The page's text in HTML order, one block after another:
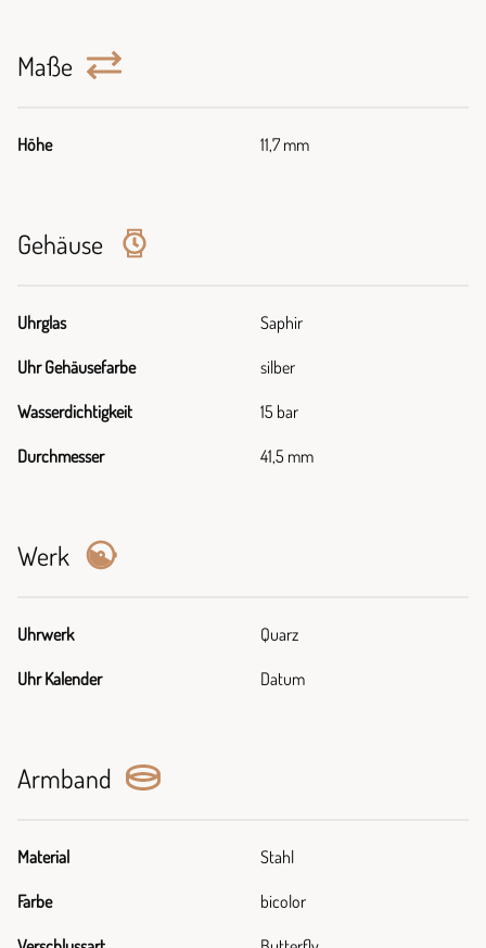
Maße
Höhe 11,7 mm
Gehäuse
Uhrglas Saphir
Uhr Gehäusefarbe silber
Wasserdichtigkeit 15 bar
Durchmesser 41,5 mm
Werk
Uhrwerk Quarz
Uhr Kalender Datum
Armband
Material Stahl
Farbe bicolor